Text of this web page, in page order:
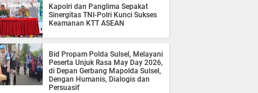
Kapolri dan Panglima Sepakat
Sinergitas TNI-Polri Kunci Sukses
Keamanan KTT ASEAN
Bid Propam Polda Sulsel, Melayani
Peserta Unjuk Rasa May Day 2026,
di Depan Gerbang Mapolda Sulsel,
Dengan Humanis, Dialogis dan
Persuasif